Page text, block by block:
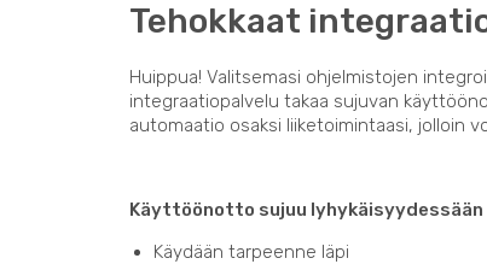
Tehokkaat
Huippua! Valitsemasi ohjelmistojen
integraatiopalvelu takaa sujuvan
automaatio osaksi liiketoimintaasi, jolloin
Käyttöönotto sujuu lyhykäisyydessään
Käydään tarpeenne läpi